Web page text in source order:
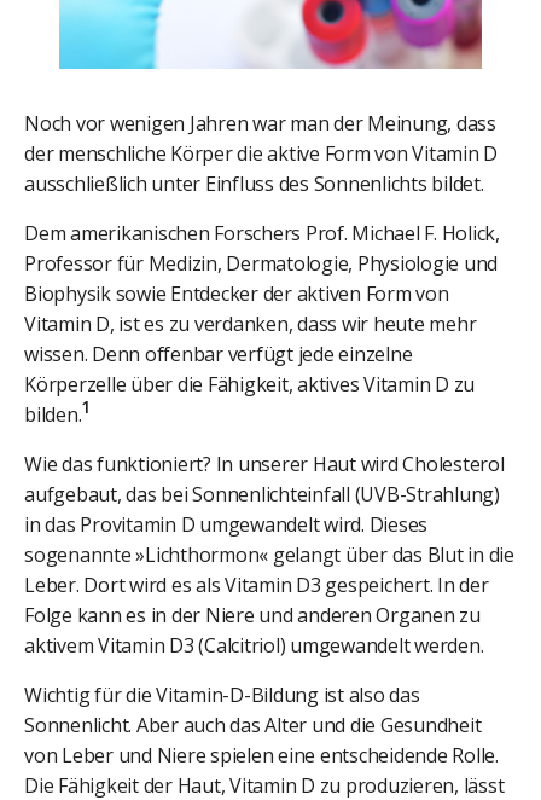
Noch vor wenigen Jahren war man der Meinung, dass
der menschliche Körper die aktive Form von Vitamin D
ausschließlich unter Einfluss des Sonnenlichts bildet.
Dem amerikanischen Forschers Prof. Michael F. Holick,
Professor für Medizin, Dermatologie, Physiologie und
Biophysik sowie Entdecker der aktiven Form von
Vitamin D, ist es zu verdanken, dass wir heute mehr
wissen. Denn offenbar verfügt jede einzelne
Körperzelle über die Fähigkeit, aktives Vitamin D zu
bilden.1
Wie das funktioniert? In unserer Haut wird Cholesterol
aufgebaut, das bei Sonnenlichteinfall (UVB-Strahlung)
in das Provitamin D umgewandelt wird. Dieses
sogenannte »Lichthormon« gelangt über das Blut in die
Leber. Dort wird es als Vitamin D3 gespeichert. In der
Folge kann es in der Niere und anderen Organen zu
aktivem Vitamin D3 (Calcitriol) umgewandelt werden.
Wichtig für die Vitamin-D-Bildung ist also das
Sonnenlicht. Aber auch das Alter und die Gesundheit
von Leber und Niere spielen eine entscheidende Rolle.
Die Fähigkeit der Haut, Vitamin D zu produzieren, lässt